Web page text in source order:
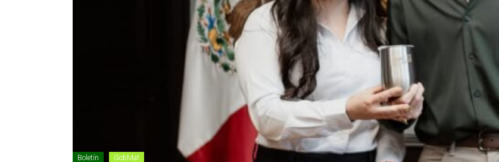
Boletín GobMat